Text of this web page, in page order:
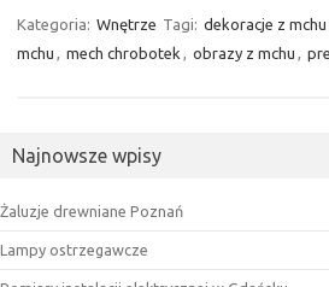
Kategoria: Wnętrze Tagi: dekoracje z mchu
mchu , mech chrobotek , obrazy z mchu ,
Najnowsze wpisy
Żaluzje drewniane Poznań
Lampy ostrzegawcze